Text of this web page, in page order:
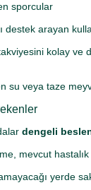
sporcular
destek arayan
kolay ve
su veya taze
dengeli
mevcut
yerde